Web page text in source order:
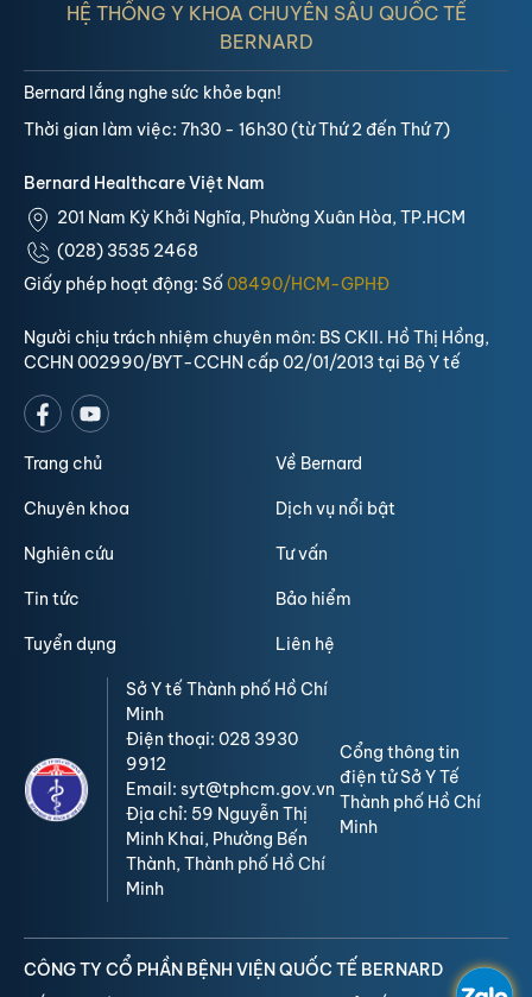
HỆ THỐNG Y KHOA CHUYÊN SÂU QUỐC TẾ
BERNARD
Bernard Healthcare Việt Nam
201 Nam Kỳ Khởi Nghĩa, Phường Xuân Hòa, TP.HCM
(028) 3535 2468
Giấy phép hoạt động: Số08490/HCM-GPHĐ
Người chịu trách nhiệm chuyên môn: BS CKII. Hồ Thị Hồng,
CCHN 002990/BYT-CCHN cấp 02/01/2013 tại Bộ Y tế
Bernard lắng nghe sức khỏe bạn!
Thời gian làm việc: 7h30 - 16h30 (từ Thứ 2 đến Thứ 7)
Trang chủ Về Bernard
Chuyên khoa Dịch vụ nổi bật
Nghiên cứu Tư vấn
Tin tức Bảo hiểm
Tuyển dụng Liên hệ
Sở Y tế Thành phố Hồ Chí
Minh
Điện thoại: 028 3930
9912
Email: syt@tphcm.gov.vn
Địa chỉ: 59 Nguyễn Thị
Minh Khai, Phường Bến
Thành, Thành phố Hồ Chí
Minh
Cổng thông tin
điện tử Sở Y Tế
Thành phố Hồ Chí
Minh
CÔNG TY CỔ PHẦN BỆNH VIỆN QUỐC TẾ BERNARD